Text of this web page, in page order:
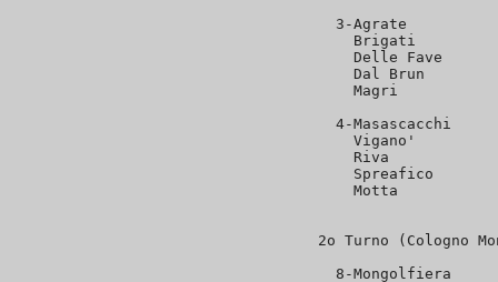
3-Agrate
Brigati
Delle Fave
Dal Brun
Magri
4-Masascacchi
Vigano'
Riva
Spreafico
Motta
2o Turno (Cologno
8-Mongolfiera